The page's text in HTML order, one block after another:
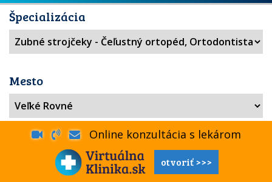
Špecializácia
Mesto
Online konzultácia s lekárom
otvoriť >>>